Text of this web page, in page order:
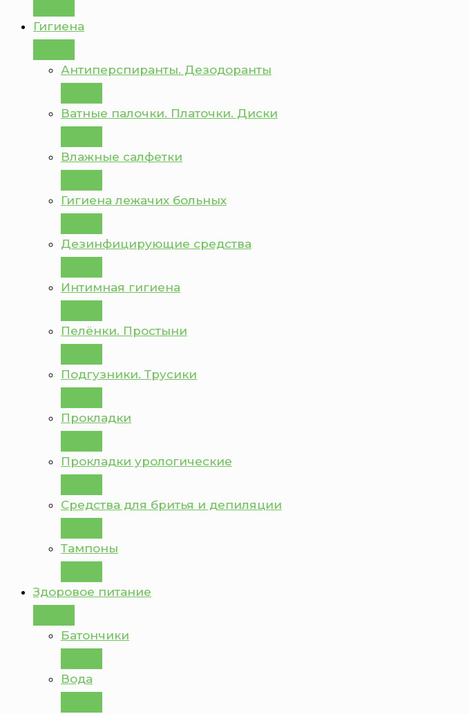
Гигиена
Антиперспиранты. Дезодоранты
Ватные палочки. Платочки. Диски
Влажные салфетки
Гигиена лежачих больных
Дезинфицирующие средства
Интимная гигиена
Пелёнки. Простыни
Подгузники. Трусики
Прокладки
Прокладки урологические
Средства для бритья и депиляции
Тампоны
Здоровое питание
Батончики
Вода